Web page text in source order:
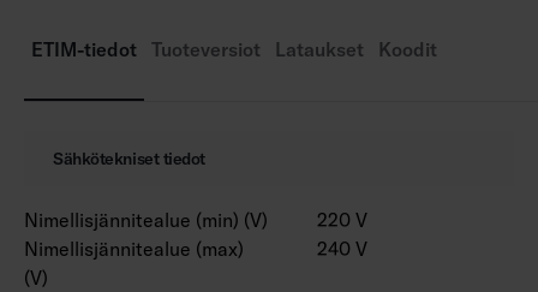
ETIM-tiedot Tuoteversiot Lataukset Koodit
Sähkötekniset tiedot
Nimellisjännitealue (min) (V)
220 V
Nimellisjännitealue (max)
(V)
240 V